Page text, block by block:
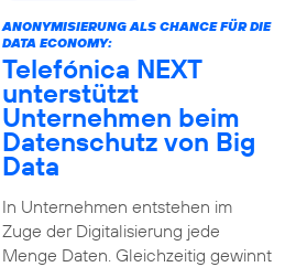
ANONYMISIERUNG ALS CHANCE FÜR DIE
DATA ECONOMY:
Telefónica NEXT
unterstützt
Unternehmen beim
Datenschutz von Big
Data
In Unternehmen entstehen im
Zuge der Digitalisierung jede
Menge Daten. Gleichzeitig gewinnt